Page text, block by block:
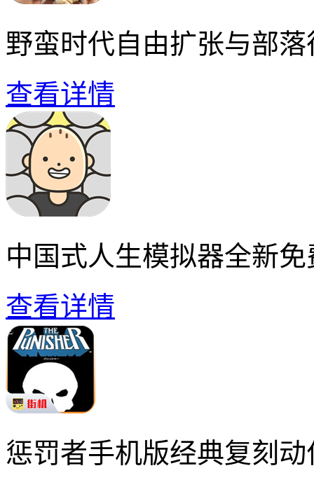
野蛮时代自由扩张与部落
查看详情
中国式人生模拟器全新
查看详情
惩罚者手机版经典复刻动